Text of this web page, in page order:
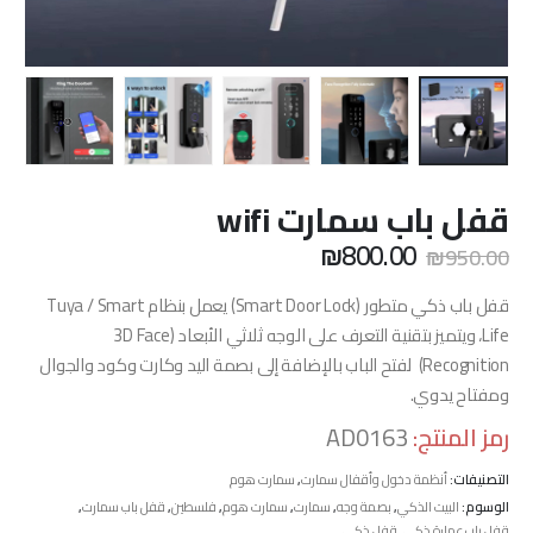
قفل باب سمارت wifi
₪950.00 السعر
الأصلي
هو:
₪950.00.
₪800.00 السعر
هو:
₪800.00.
قفل باب ذكي متطور (Smart Door Lock) يعمل بنظام Tuya / Smart
Life، ويتميز بتقنية التعرف على الوجه ثلاثي الأبعاد (3D Face
Recognition) لفتح الباب بالإضافة إلى بصمة اليد وكارت وكود والجوال
ومفتاح يدوي.
رمز المنتج:AD0163
التصنيفات:أنظمة دخول وأقفال سمارت,سمارت هوم
الوسوم:البيت الذكي,بصمة وجه,سمارت,سمارت هوم,فلسطين,قفل باب سمارت,